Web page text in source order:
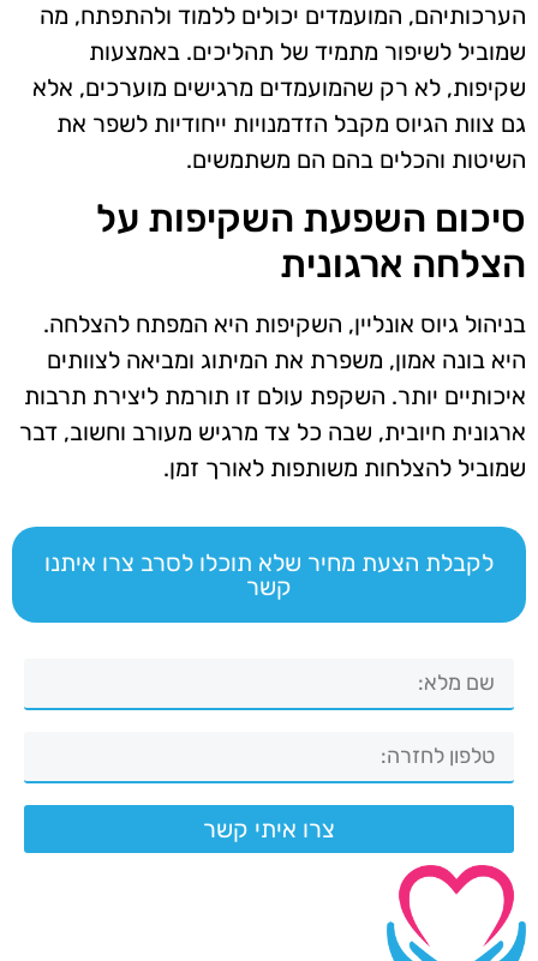
הערכותיהם, המועמדים יכולים ללמוד ולהתפתח, מה
שמוביל לשיפור מתמיד של תהליכים. באמצעות
שקיפות, לא רק שהמועמדים מרגישים מוערכים, אלא
גם צוות הגיוס מקבל הזדמנויות ייחודיות לשפר את
השיטות והכלים בהם הם משתמשים.
סיכום השפעת השקיפות על
הצלחה ארגונית
בניהול גיוס אונליין, השקיפות היא המפתח להצלחה.
היא בונה אמון, משפרת את המיתוג ומביאה לצוותים
איכותיים יותר. השקפת עולם זו תורמת ליצירת תרבות
ארגונית חיובית, שבה כל צד מרגיש מעורב וחשוב, דבר
שמוביל להצלחות משותפות לאורך זמן.
לקבלת הצעת מחיר שלא תוכלו לסרב צרו איתנו
קשר
צרו איתי קשר